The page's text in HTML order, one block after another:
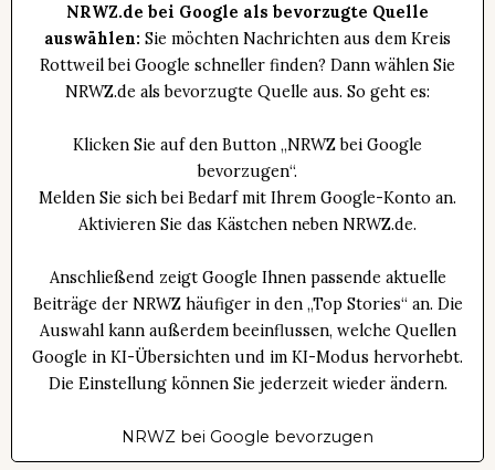
NRWZ.de bei Google als bevorzugte Quelle
auswählen: Sie möchten Nachrichten aus dem Kreis
Rottweil bei Google schneller finden? Dann wählen Sie
NRWZ.de als bevorzugte Quelle aus. So geht es:
Klicken Sie auf den Button „NRWZ bei Google
bevorzugen“.
Melden Sie sich bei Bedarf mit Ihrem Google-Konto an.
Aktivieren Sie das Kästchen neben NRWZ.de.
Anschließend zeigt Google Ihnen passende aktuelle
Beiträge der NRWZ häufiger in den „Top Stories“ an. Die
Auswahl kann außerdem beeinflussen, welche Quellen
Google in KI-Übersichten und im KI-Modus hervorhebt.
Die Einstellung können Sie jederzeit wieder ändern.
NRWZ bei Google bevorzugen